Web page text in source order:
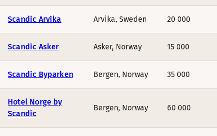
Scandic Meilahti, Helsinki
Scandic Helsinki Aviacongress
Scandic Lahti City
Scandic Kouvola
Scandic Hyvinkää
Scandic Arvika Arvika, Sweden 20 000
Scandic Asker Asker, Norway 15 000
Scandic Byparken Bergen, Norway 35 000
Hotel Norge by
Scandic
Bergen, Norway 60 000